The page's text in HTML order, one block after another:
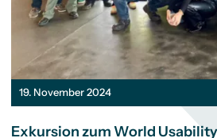
19. November 2024
Exkursion zum World